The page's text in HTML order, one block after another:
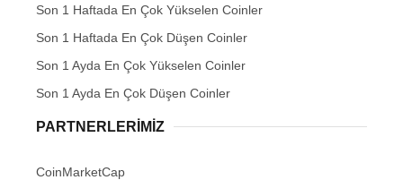
Son 1 Haftada En Çok Yükselen Coinler
Son 1 Haftada En Çok Düşen Coinler
Son 1 Ayda En Çok Yükselen Coinler
Son 1 Ayda En Çok Düşen Coinler
PARTNERLERIMIZ
CoinMarketCap